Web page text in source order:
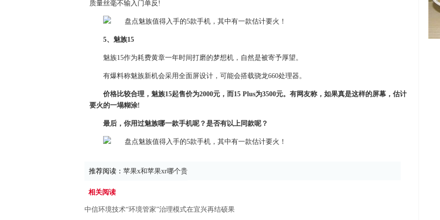
质量丝毫不输入门单反!
5、魅族15
魅族15作为耗费黄章一年时间打磨的梦想机，自然是被寄予厚望。
有爆料称魅族新机会采用全面屏设计，可能会搭载骁龙660处理器。
价格比较合理，魅族15起售价为2000元，而15 Plus为3500元。有网友称，如果真是这样的屏幕，估计
要火的一塌糊涂!
最后，你用过魅族哪一款手机呢？是否有以上同款呢？
推荐阅读： 苹果x和苹果xr哪个贵
相关阅读
中信环境技术“环境管家”治理模式在宜兴再结硕果